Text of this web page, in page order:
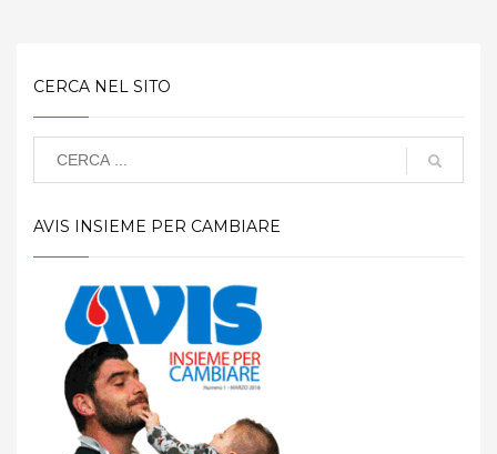
CERCA NEL SITO
AVIS INSIEME PER CAMBIARE